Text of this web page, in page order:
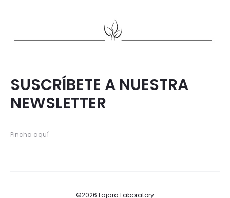
SUSCRÍBETE A NUESTRA
NEWSLETTER
Pincha aquí
©2026 Lajara Laboratory